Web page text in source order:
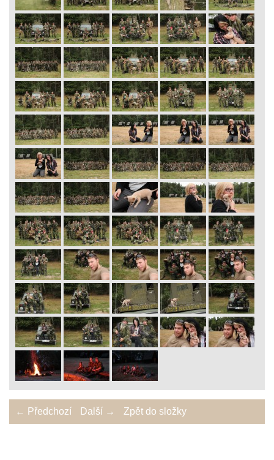
← Předchozí Další → Zpět do složky